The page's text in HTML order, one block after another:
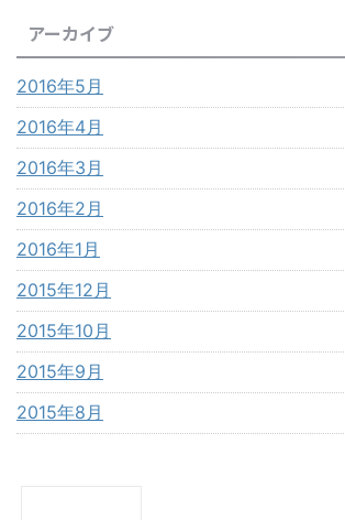
アーカイブ
2016年5月
2016年4月
2016年3月
2016年2月
2016年1月
2015年12月
2015年10月
2015年9月
2015年8月